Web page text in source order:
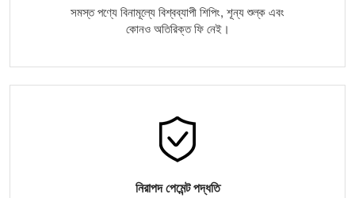
সমস্ত পণ্যে বিনামূল্যে বিশ্বব্যাপী শিপিং, শূন্য শুল্ক এবং
কোনও অতিরিক্ত ফি নেই।
নিরাপদ পেমেন্ট পদ্ধতি